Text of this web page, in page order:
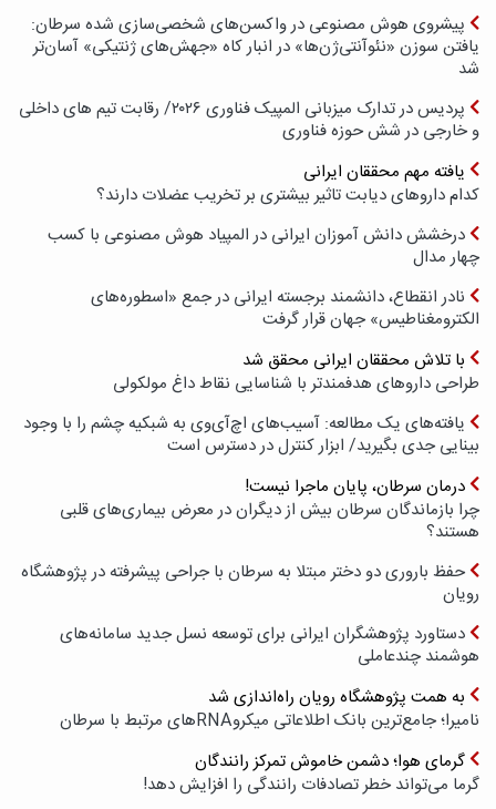
پیشروی هوش مصنوعی در واکسن‌های شخصی‌سازی شده سرطان:
یافتن سوزن «نئوآنتی‌ژن‌ها» در انبار کاه «جهش‌های ژنتیکی» آسان‌تر
شد
پردیس در تدارک میزبانی المپیک فناوری ۲۰۲۶/ رقابت تیم های داخلی
و خارجی در شش حوزه فناوری
یافته مهم محققان ایرانی
کدام داروهای دیابت تاثیر بیشتری بر تخریب عضلات دارند؟
درخشش دانش آموزان ایرانی در المپیاد هوش مصنوعی با کسب
چهار مدال
نادر انقطاع، دانشمند برجسته ایرانی در جمع «اسطوره‌های
الکترومغناطیس» جهان قرار گرفت
با تلاش محققان ایرانی محقق شد
طراحی داروهای هدفمندتر با شناسایی نقاط داغ مولکولی
یافته‌های یک مطالعه: آسیب‌های اچ‌آی‌وی به شبکیه چشم را با وجود
بینایی جدی بگیرید/ ابزار کنترل در دسترس است
درمان سرطان، پایان ماجرا نیست!
چرا بازماندگان سرطان بیش از دیگران در معرض بیماری‌های قلبی
هستند؟
حفظ باروری دو دختر مبتلا به سرطان با جراحی پیشرفته در پژوهشگاه
رویان
دستاورد پژوهشگران ایرانی برای توسعه نسل جدید سامانه‌های
هوشمند چندعاملی
به همت پژوهشگاه رویان راه‌اندازی شد
نامیرا؛ جامع‌ترین بانک اطلاعاتی میکروRNAهای مرتبط با سرطان
گرمای هوا؛ دشمن خاموش تمرکز رانندگان
گرما می‌تواند خطر تصادفات رانندگی را افزایش دهد!